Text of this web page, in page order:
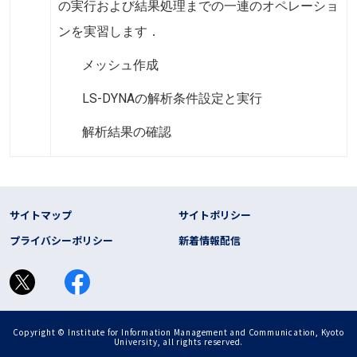
の実行および結果処理までの一連のオペレーショ
ンを実習します．
メッシュ作成
LS-DYNAの解析条件設定と実行
解析結果の確認
フッター リンク
サイトマップ
サイトポリシー
プライバシーポリシー
新着情報配信
Copyright © Institute for Information Management and Communication, Kyoto
University, all rights reserved.